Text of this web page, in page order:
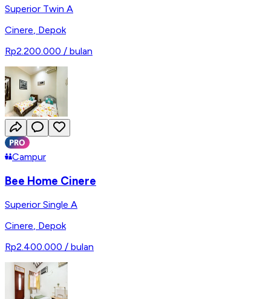
Superior Twin A
Cinere, Depok
Rp2.200.000 / bulan
Campur
Bee Home Cinere
Superior Single A
Cinere, Depok
Rp2.400.000 / bulan